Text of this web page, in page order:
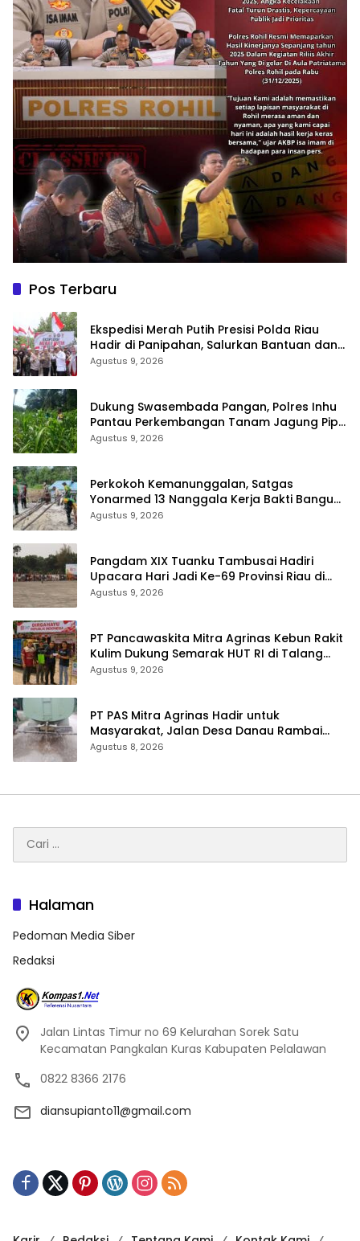
Pos Terbaru
Ekspedisi Merah Putih Presisi Polda Riau
Hadir di Panipahan, Salurkan Bantuan dan
Layanan Kesehatan
Agustus 9, 2026
Dukung Swasembada Pangan, Polres Inhu
Pantau Perkembangan Tanam Jagung Pipil
Agustus 9, 2026
Perkokoh Kemanunggalan, Satgas
Yonarmed 13 Nanggala Kerja Bakti Bangun
Masjid Al-Hikmah di Kapuas Hulu
Agustus 9, 2026
Pangdam XIX Tuanku Tambusai Hadiri
Upacara Hari Jadi Ke-69 Provinsi Riau di
Pekanbaru
Agustus 9, 2026
‎PT Pancawaskita Mitra Agrinas Kebun Rakit
Kulim Dukung Semarak HUT RI di Talang
Perigi
Agustus 9, 2026
‎PT PAS Mitra Agrinas Hadir untuk
Masyarakat, Jalan Desa Danau Rambai
Dirawat dan Disiram
Agustus 8, 2026
untuk:
Halaman
Pedoman Media Siber
Redaksi
Jalan Lintas Timur no 69 Kelurahan Sorek Satu
Kecamatan Pangkalan Kuras Kabupaten Pelalawan
0822 8366 2176
diansupianto11@gmail.com